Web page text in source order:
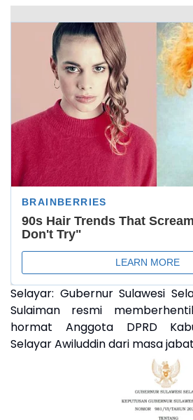
‎Selayar: Gubernur Sulawesi
Sulaiman resmi
hormat Anggota DPRD
Selayar Awiluddin dari masa